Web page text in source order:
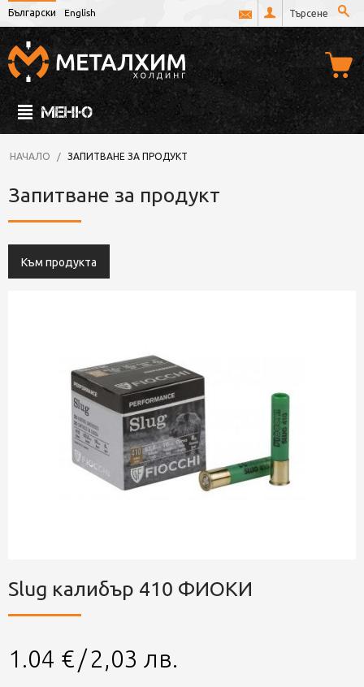
Български English
МЕНЮ
НАЧАЛО / ЗАПИТВАНЕ ЗА ПРОДУКТ
Запитване за продукт
Към продукта
Slug калибър 410 ФИОКИ
1.04 € /2,03 лв.